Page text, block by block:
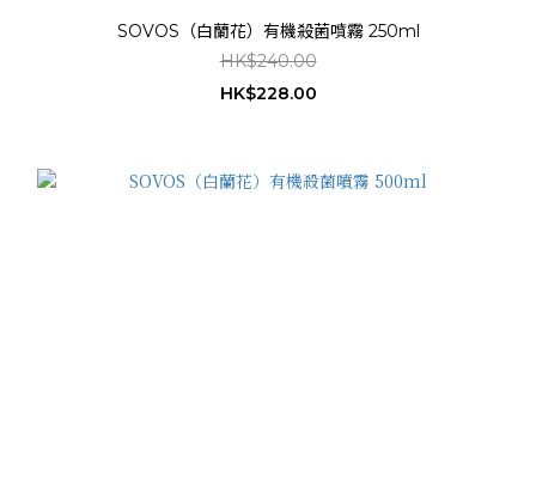
SOVOS（白蘭花）有機殺菌噴霧 250ml
HK$240.00
HK$228.00